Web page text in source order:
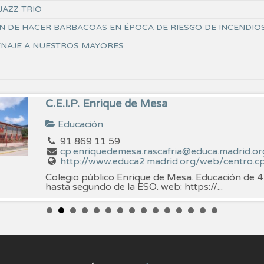
TRIO
DE HACER BARBACOAS EN ÉPOCA DE RIESGO DE
A NUESTROS MAYORES
C.E.I.P. Enrique de Mesa
Educación
91 869 11 59
http://www.educa2.madrid.org/web/
Colegio público Enrique de Mesa. Educación de
hasta segundo de la ESO. web: https://...